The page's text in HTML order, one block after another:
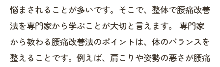
悩まされることが多いです。そこで、整体で腰痛改善
法を専門家から学ぶことが大切と言えます。 専門家
から教わる腰痛改善法のポイントは、体のバランスを
整えることです。例えば、肩こりや姿勢の悪さが腰痛